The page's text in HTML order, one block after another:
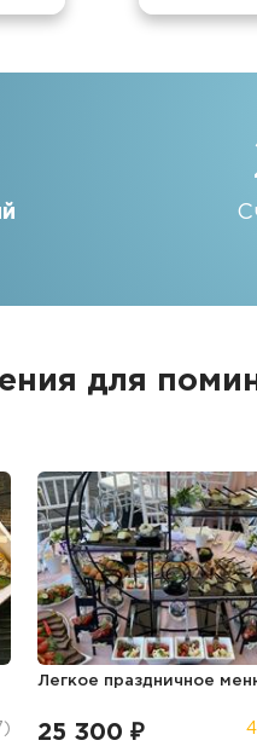
для
Легкое праздничное
25 300 ₽